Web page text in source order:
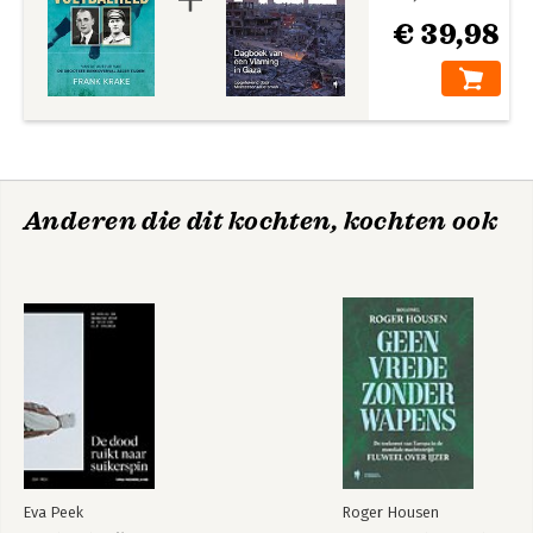
€ 39,98
Anderen die dit kochten, kochten ook
Eva Peek Roger Housen